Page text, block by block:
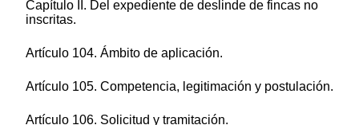
Capítulo II. Del expediente de deslinde de fincas no
inscritas.
Artículo 104. Ámbito de aplicación.
Artículo 105. Competencia, legitimación y postulación.
Artículo 106. Solicitud y tramitación.